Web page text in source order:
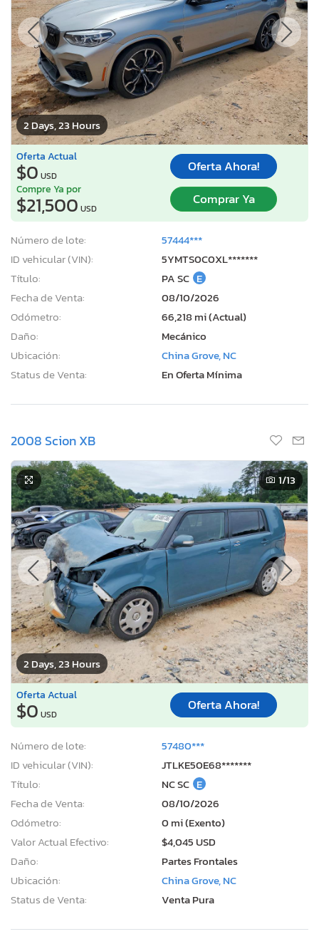
2 Days, 23 Hours
Oferta Actual
$0 USD
Oferta Ahora!
Compre Ya por
$21,500 USD
Comprar Ya
Número de lote:
57444***
ID vehicular (VIN):
5YMTS0C0XL*******
Título:
PA SC E
Fecha de Venta:
08/10/2026
Odómetro:
66,218 mi (Actual)
Daño:
Mecánico
Ubicación:
China Grove, NC
Status de Venta:
En Oferta Mínima
2008 Scion XB
2 Days, 23 Hours
1/13
Oferta Actual
$0 USD
Oferta Ahora!
Número de lote:
57480***
ID vehicular (VIN):
JTLKE50E68*******
Título:
NC SC E
Fecha de Venta:
08/10/2026
Odómetro:
0 mi (Exento)
Valor Actual Efectivo:
$4,045 USD
Daño:
Partes Frontales
Ubicación:
China Grove, NC
Status de Venta:
Venta Pura